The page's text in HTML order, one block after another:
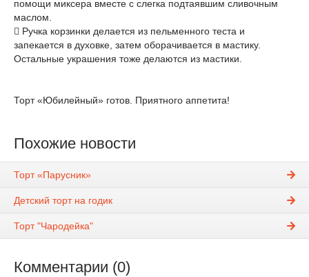
помощи миксера вместе с слегка подтаявшим сливочным
маслом.
 Ручка корзинки делается из пельменного теста и
запекается в духовке, затем оборачивается в мастику.
Остальные украшения тоже делаются из мастики.
Торт «Юбилейный» готов. Приятного аппетита!
Похожие новости
Торт «Парусник»
Детский торт на годик
Торт "Чародейка"
Комментарии (0)